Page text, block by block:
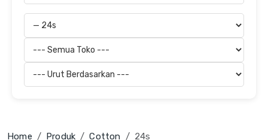
Home Produk Cotton 24s